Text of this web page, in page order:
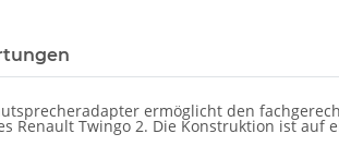
ermöglicht den
Renault Twingo 2. Die Konstruktion ist auf